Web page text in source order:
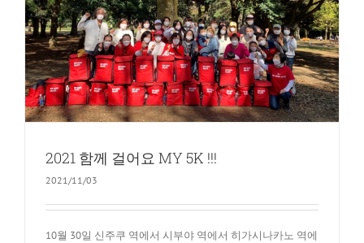
2021 함께 걸어요 MY 5K !!!
2021/11/03
10월 30일 신주쿠 역에서 시부야 역에서 히가시나카노 역에